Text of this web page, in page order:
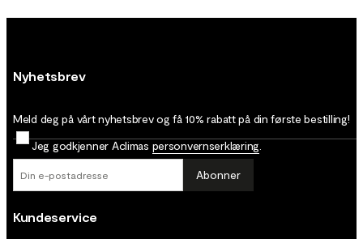
Nyhetsbrev
Meld deg på vårt nyhetsbrev og få 10% rabatt på din første bestilling!
Jeg godkjenner Aclimas personvernserklæring
Abonner
Kundeservice